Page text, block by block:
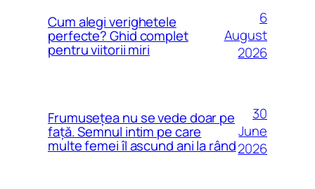
Cum alegi verighetele
perfecte? Ghid complet
pentru viitorii miri
6
August
2026
Frumusețea nu se vede doar pe
față. Semnul intim pe care
multe femei îl ascund ani la rând
30
June
2026